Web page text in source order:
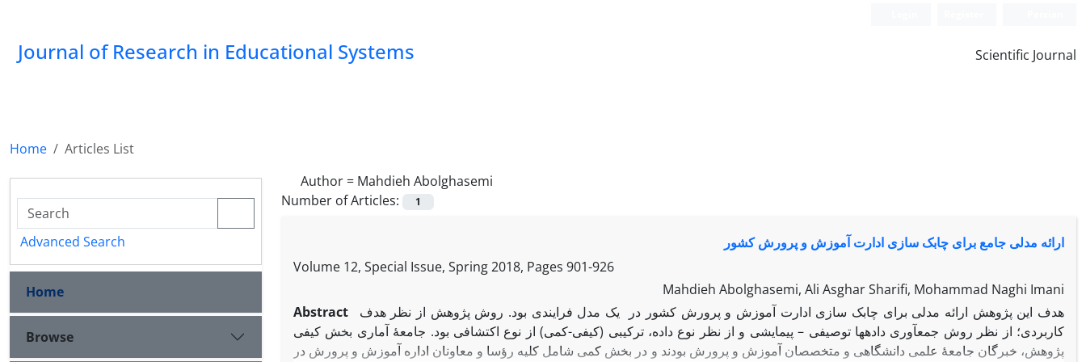
Journal of Research in Educational Systems Scientific Journal
Home
Articles List
Author = Mahdieh Abolghasemi
Number of Articles:
1
ارائه مدلی جامع برای چابک سازی ادارت آموزش و پرورش کشور
Volume 12, Special Issue, Spring 2018, Pages 901-926
Mahdieh Abolghasemi, Ali Asghar Sharifi, Mohammad Naghi Imani
Abstract
هدف این پژوهش ارائه مدلی برای چابک سازی ادارت آموزش و پرورش کشور در یک مدل فرایندی بود. روش پژوهش از نظر هدف
کاربردی؛ از نظر روش جمع­آوری داده­ها توصیفی – پیمایشی و از نظر نوع داده، ترکیبی (کیفی-کمی) از نوع اکتشافی بود. جامعۀ آماری بخش کیفی
پژوهش، خبرگان جامعۀ علمی دانشگاهی و متخصصان آموزش و پرورش بودند و در بخش کمی شامل کلیه رؤسا و معاونان اداره آموزش و پرورش در
Advanced Search
Home
Browse